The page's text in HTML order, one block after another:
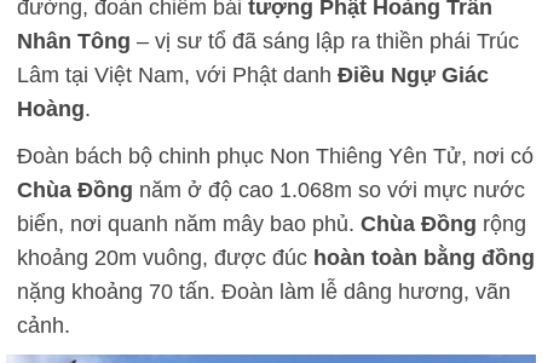
đường, đoàn chiêm bái tượng Phật Hoàng Trần
Nhân Tông – vị sư tổ đã sáng lập ra thiền phái Trúc
Lâm tại Việt Nam, với Phật danh Điều Ngự Giác
Hoàng.
Đoàn bách bộ chinh phục Non Thiêng Yên Tử, nơi có
Chùa Đồng năm ở độ cao 1.068m so với mực nước
biển, nơi quanh năm mây bao phủ. Chùa Đồng rộng
khoảng 20m vuông, được đúc hoàn toàn bằng đồng
nặng khoảng 70 tấn. Đoàn làm lễ dâng hương, vãn
cảnh.